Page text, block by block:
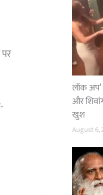
लॉक अप’
और
खुश
August 6,